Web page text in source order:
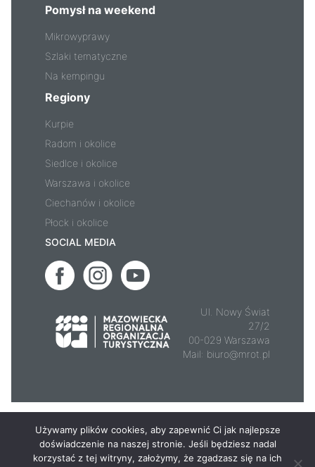
Pomysł na weekend
Mikrowyprawy
Szlaki tematyczne
Na kempingu
Regiony
Kurpie
Radom i okolice
Siedlce i okolice
Warszawa i okolice
Ciechanów i okolice
Płock i okolice
SOCIAL MEDIA
Ul. Nowy Świat
27/2
00-029 Warszawa
Mail: biuro@mrot.pl
Używamy plików cookies, aby zapewnić Ci jak najlepsze
doświadczenie na naszej stronie. Jeśli będziesz nadal
korzystać z tej witryny, założymy, że zgadzasz się na ich